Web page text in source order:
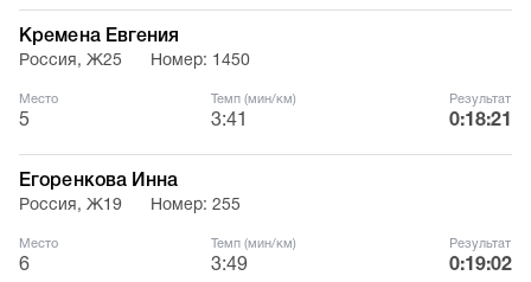
Кремена Евгения
Россия, Ж25 Номер: 1450
Место
5
Темп (мин/км)
3:41
Результат
0:18:21
Егоренкова Инна
Россия, Ж19 Номер: 255
Место
6
Темп (мин/км)
3:49
Результат
0:19:02